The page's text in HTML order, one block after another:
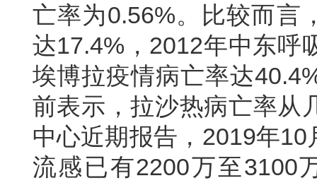
亡率为0.56%。比较而言
达17.4%，2012年中东呼
埃博拉疫情病亡率达
前表示，拉沙热病亡率从
中心近期报告，2019年
流感已有2200万至3100